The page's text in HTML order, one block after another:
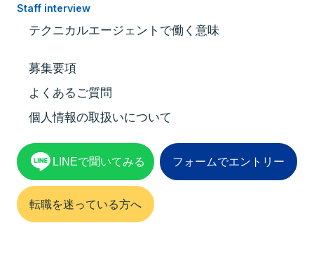
Staff interview
テクニカルエージェントで働く意味
募集要項
よくあるご質問
個人情報の取扱いについて
LINEで聞いてみる フォームでエントリー
転職を迷っている方へ